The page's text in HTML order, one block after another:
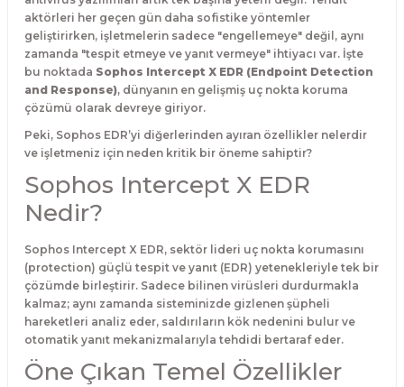
aktörleri her geçen gün daha sofistike yöntemler
geliştirirken, işletmelerin sadece "engellemeye" değil, aynı
zamanda "tespit etmeye ve yanıt vermeye" ihtiyacı var. İşte
bu noktada Sophos Intercept X EDR (Endpoint Detection
and Response), dünyanın en gelişmiş uç nokta koruma
çözümü olarak devreye giriyor.
Peki, Sophos EDR’yi diğerlerinden ayıran özellikler nelerdir
ve işletmeniz için neden kritik bir öneme sahiptir?
Sophos Intercept X EDR
Nedir?
Sophos Intercept X EDR, sektör lideri uç nokta korumasını
(protection) güçlü tespit ve yanıt (EDR) yetenekleriyle tek bir
çözümde birleştirir. Sadece bilinen virüsleri durdurmakla
kalmaz; aynı zamanda sisteminizde gizlenen şüpheli
hareketleri analiz eder, saldırıların kök nedenini bulur ve
otomatik yanıt mekanizmalarıyla tehdidi bertaraf eder.
Öne Çıkan Temel Özellikler